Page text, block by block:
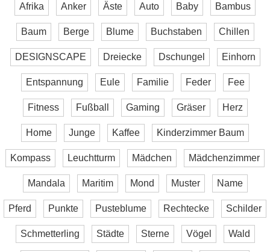
Afrika Anker Äste Auto Baby Bambus
Baum Berge Blume Buchstaben Chillen
DESIGNSCAPE Dreiecke Dschungel Einhorn
Entspannung Eule Familie Feder Fee
Fitness Fußball Gaming Gräser Herz
Home Junge Kaffee Kinderzimmer Baum
Kompass Leuchtturm Mädchen Mädchenzimmer
Mandala Maritim Mond Muster Name
Pferd Punkte Pusteblume Rechtecke Schilder
Schmetterling Städte Sterne Vögel Wald